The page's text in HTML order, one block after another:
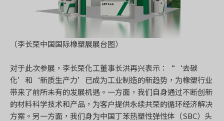
（李长荣中国国际橡塑展展台图）
对于此次参展，李长荣化工董事长洪再兴表示：“‘去碳
化’和‘新质生产力’已成为工业制造的新趋势，为橡塑行业
带来了前所未有的发展机遇。一方面，我们自身通过不断创新
的材料科学技术和产品，为客户提供永续共荣的循环经济解决
方案。另一方面，我们身为中国丁苯热塑性弹性体（SBC）头